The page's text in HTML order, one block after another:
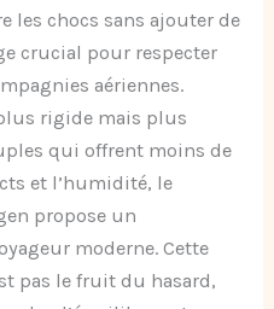
les chocs sans ajouter de
crucial pour respecter
aériennes.
rigide mais plus
qui offrent moins de
et l’humidité, le
propose un
moderne. Cette
pas le fruit du hasard,